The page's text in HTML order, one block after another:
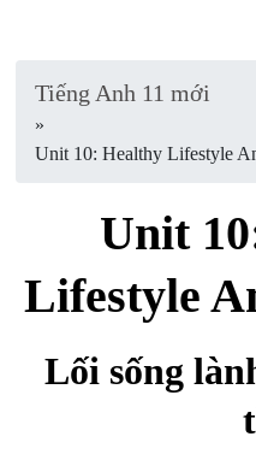
Tiếng Anh 11 mới
»
Unit 10: Healthy Lifestyle
Unit
Lifestyle
Lối sống